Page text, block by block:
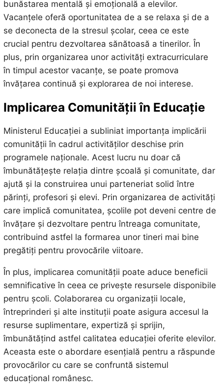
bunăstarea mentală și emoțională a elevilor.
Vacanțele oferă oportunitatea de a se relaxa și de a
se deconecta de la stresul școlar, ceea ce este
crucial pentru dezvoltarea sănătoasă a tinerilor. În
plus, prin organizarea unor activități extracurriculare
în timpul acestor vacanțe, se poate promova
învățarea continuă și explorarea de noi interese.
Implicarea Comunității în Educație
Ministerul Educației a subliniat importanța implicării
comunității în cadrul activităților deschise prin
programele naționale. Acest lucru nu doar că
îmbunătățește relația dintre școală și comunitate, dar
ajută și la construirea unui parteneriat solid între
părinți, profesori și elevi. Prin organizarea de activități
care implică comunitatea, școlile pot deveni centre de
învățare și dezvoltare pentru întreaga comunitate,
contribuind astfel la formarea unor tineri mai bine
pregătiți pentru provocările viitoare.
În plus, implicarea comunității poate aduce beneficii
semnificative în ceea ce privește resursele disponibile
pentru școli. Colaborarea cu organizații locale,
întreprinderi și alte instituții poate asigura accesul la
resurse suplimentare, expertiză și sprijin,
îmbunătățind astfel calitatea educației oferite elevilor.
Aceasta este o abordare esențială pentru a răspunde
provocărilor cu care se confruntă sistemul
educațional românesc.